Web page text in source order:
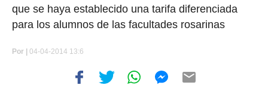
que se haya establecido una tarifa diferenciada
para los alumnos de las facultades rosarinas
Por 04-04-2014 13:6